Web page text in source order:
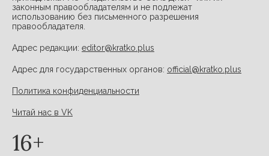
законным правообладателям и не подлежат
использованию без письменного разрешения
правообладателя.
Адрес редакции: editor@kratko.plus
Адрес для государственных органов: official@kratko.plus
Политика конфиденциальности
Читай нас в VK
16+